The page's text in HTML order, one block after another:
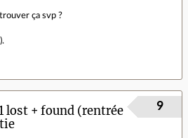
ça svp ?
).
lost + found (rentrée
9